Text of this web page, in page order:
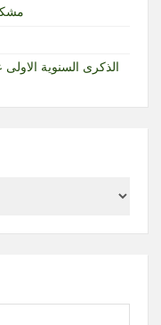
الذكرى السنوية